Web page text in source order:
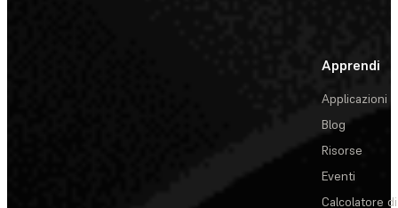
Apprendi
Applicazioni
Blog
Risorse
Eventi
Calcolatore